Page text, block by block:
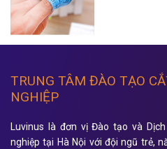
TRUNG TÂM ĐÀO TẠO
NGHIỆP
Luvinus là đơn vị Đào tạo và
nghiệp tại Hà Nội với đội ngũ trẻ,